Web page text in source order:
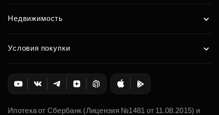
Недвижимость
Условия покупки
Ипотека от Сбербанк (Лицензия №1481 от 11.08.2015) и